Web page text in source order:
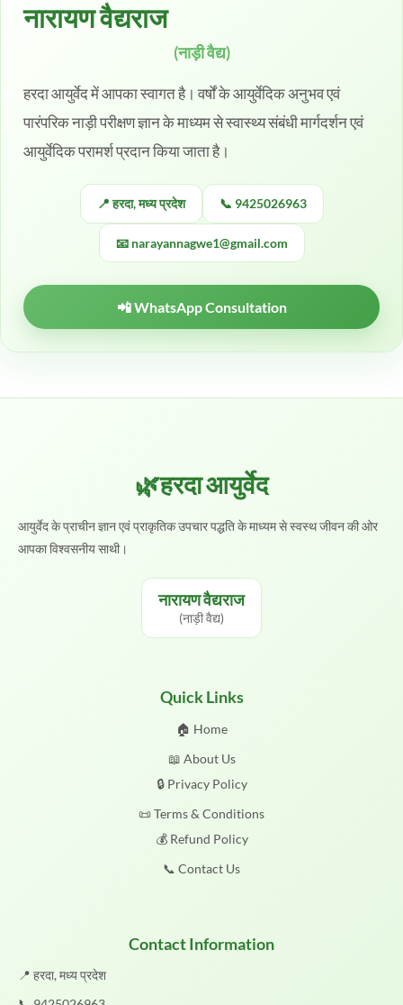
नारायण वैद्यराज
(नाड़ी वैद्य)
हरदा आयुर्वेद में आपका स्वागत है। वर्षों के आयुर्वेदिक अनुभव एवं
पारंपरिक नाड़ी परीक्षण ज्ञान के माध्यम से स्वास्थ्य संबंधी मार्गदर्शन एवं
आयुर्वेदिक परामर्श प्रदान किया जाता है।
📍 हरदा, मध्य प्रदेश 📞 9425026963
📧 narayannagwe1@gmail.com
📲 WhatsApp Consultation
🌿हरदा आयुर्वेद
आयुर्वेद के प्राचीन ज्ञान एवं प्राकृतिक उपचार पद्धति के माध्यम से स्वस्थ जीवन की ओर
आपका विश्वसनीय साथी।
नारायण वैद्यराज
(नाड़ी वैद्य)
Quick Links
🏠 Home
📖 About Us
🔒 Privacy Policy
📜 Terms & Conditions
💰 Refund Policy
📞 Contact Us
Contact Information
📍 हरदा, मध्य प्रदेश